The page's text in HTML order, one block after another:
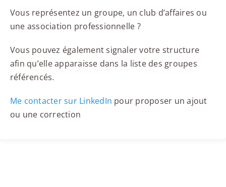
Vous représentez un groupe, un club d’affaires ou
une association professionnelle ?
Vous pouvez également signaler votre structure
afin qu’elle apparaisse dans la liste des groupes
référencés.
Me contacter sur LinkedIn pour proposer un ajout
ou une correction